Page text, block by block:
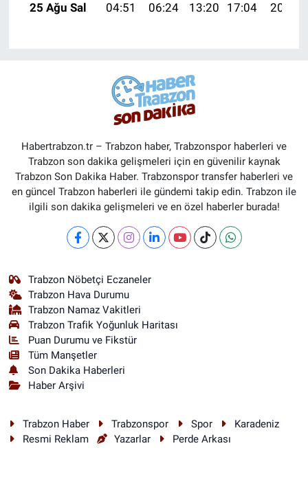
25 Ağu Sal
04:51 06:24 13:20 17:04 20:05
Habertrabzon.tr – Trabzon haber, Trabzonspor haberleri ve
Trabzon son dakika gelişmeleri için en güvenilir kaynak
Trabzon Son Dakika Haber. Trabzonspor transfer haberleri ve
en güncel Trabzon haberleri ile gündemi takip edin. Trabzon ile
ilgili son dakika gelişmeleri ve en özel haberler burada!
Trabzon Nöbetçi Eczaneler
Trabzon Hava Durumu
Trabzon Namaz Vakitleri
Trabzon Trafik Yoğunluk Haritası
Puan Durumu ve Fikstür
Tüm Manşetler
Son Dakika Haberleri
Haber Arşivi
Trabzon Haber Trabzonspor Spor
Karadeniz
Resmi Reklam
Yazarlar Perde Arkası